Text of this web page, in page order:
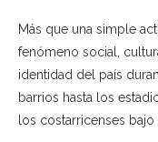
Más que una simple
fenómeno social,
identidad del país
barrios hasta los
los costarricenses bajo